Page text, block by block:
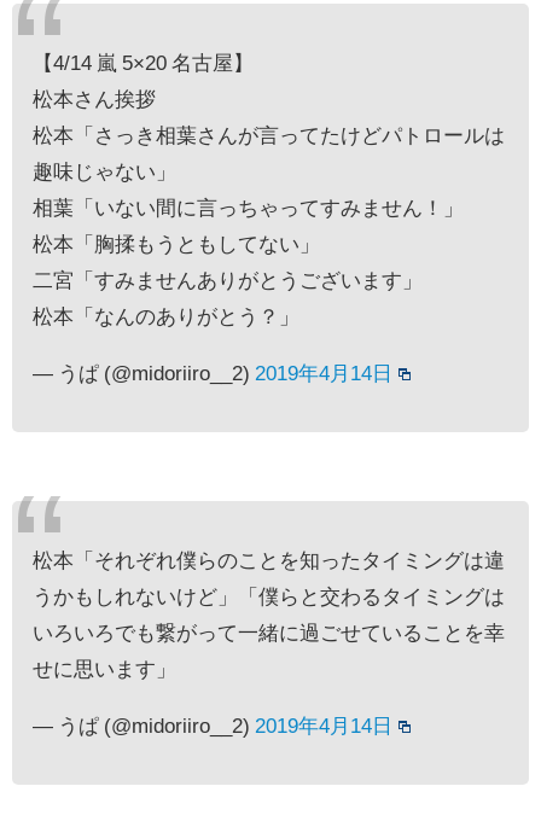
【4/14 嵐 5×20 名古屋】
松本さん挨拶
松本「さっき相葉さんが言ってたけどパトロールは
趣味じゃない」
相葉「いない間に言っちゃってすみません！」
松本「胸揉もうともしてない」
二宮「すみませんありがとうございます」
松本「なんのありがとう？」
— うぱ (@midoriiro__2) 2019年4月14日
松本「それぞれ僕らのことを知ったタイミングは違
うかもしれないけど」「僕らと交わるタイミングは
いろいろでも繋がって一緒に過ごせていることを幸
せに思います」
— うぱ (@midoriiro__2) 2019年4月14日